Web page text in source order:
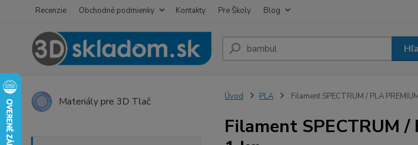
Recenzie Obchodné podmienky Kontakty Pre Školy Blog
Materiály pre 3D Tlač Úvod PLA Filament SPECTRUM / PLA
Filament SPECTRUM /